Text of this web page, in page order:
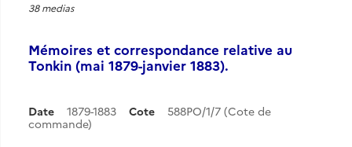
38 medias
Mémoires et correspondance relative au
Tonkin (mai 1879-janvier 1883).
Date 1879-1883 Cote
588PO/1/7 (Cote de
commande)